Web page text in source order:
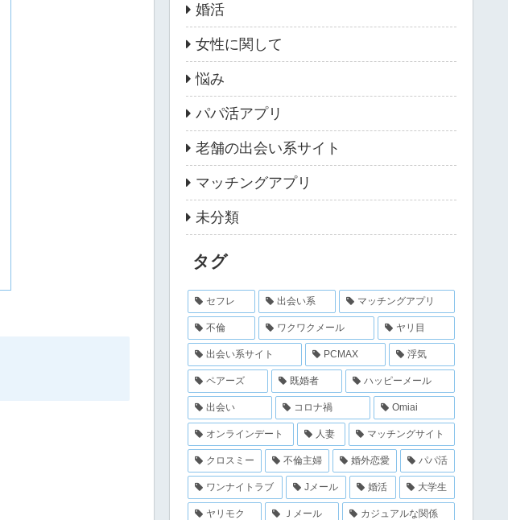
婚活
女性に関して
悩み
パパ活アプリ
老舗の出会い系サイト
マッチングアプリ
未分類
タグ
セフレ 出会い系 マッチングアプリ
不倫 ワクワクメール ヤリ目
出会い系サイト PCMAX 浮気
ペアーズ 既婚者 ハッピーメール
出会い コロナ禍 Omiai
オンラインデート 人妻 マッチングサイト
クロスミー 不倫主婦 婚外恋愛 パパ活
ワンナイトラブ Jメール 婚活 大学生
ヤリモク Ｊメール カジュアルな関係